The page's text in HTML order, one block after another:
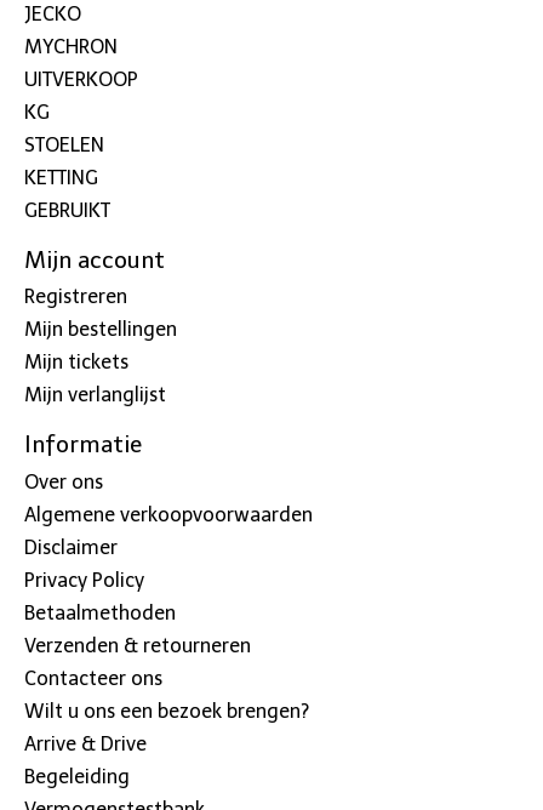
JECKO
MYCHRON
UITVERKOOP
KG
STOELEN
KETTING
GEBRUIKT
Mijn account
Registreren
Mijn bestellingen
Mijn tickets
Mijn verlanglijst
Informatie
Over ons
Algemene verkoopvoorwaarden
Disclaimer
Privacy Policy
Betaalmethoden
Verzenden & retourneren
Contacteer ons
Wilt u ons een bezoek brengen?
Arrive & Drive
Begeleiding